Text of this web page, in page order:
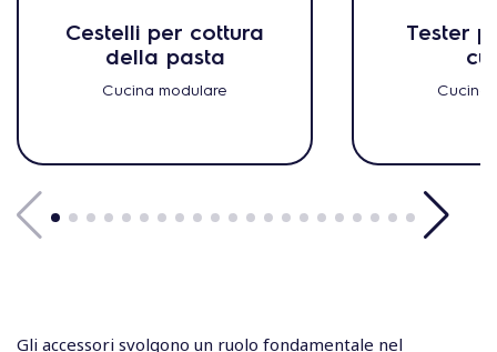
Cestelli per cottura
della pasta
Cucina modulare
Tester
Cucina
Gli accessori svolgono un ruolo fondamentale nel